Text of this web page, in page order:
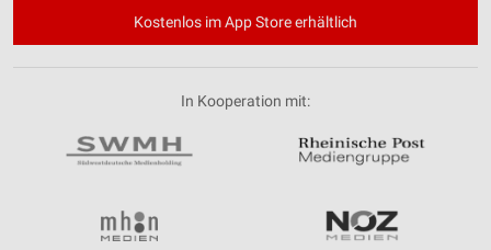
Kostenlos im App Store erhältlich
In Kooperation mit: